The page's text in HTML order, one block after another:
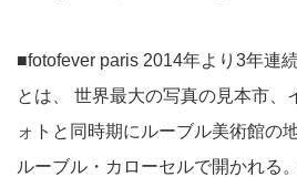
■fotofever paris 2014年より3年連
とは、 世界最大の写真の見本市、
ォトと同時期にルーブル美術館の
ルーブル・カローセルで開かれる